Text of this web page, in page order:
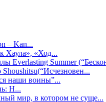
– Kan...
Хаула», «Ход...
Everlasting Summer
наши воины”...
Н...
мир, в котором не суще...